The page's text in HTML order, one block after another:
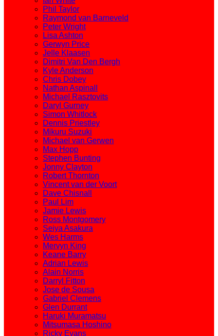
Phil Taylor
Raymond van Barneveld
Peter Wright
Lisa Ashton
Gerwyn Price
Jelle Klaasen
Dimitri Van Den Bergh
Kyle Anderson
Chris Dobey
Nathan Aspinall
Michael Rasztovits
Daryl Gurney
Simon Whitlock
Dennis Priestley
Mikuru Suzuki
Michael van Gerwen
Max Hopp
Stephen Bunting
Jonny Clayton
Robert Thornton
Vincent van der Voort
Dave Chisnall
Paul Lim
Jamie Lewis
Ross Montgomery
Seiya Asakura
Wes Harms
Mervyn King
Keane Barry
Adrian Lewis
Alain Norris
Darryl Fitton
Jose de Sousa
Gabriel Clemens
Glen Durrant
Haruki Muramatsu
Mitsumasa Hoshino
Ricky Evans